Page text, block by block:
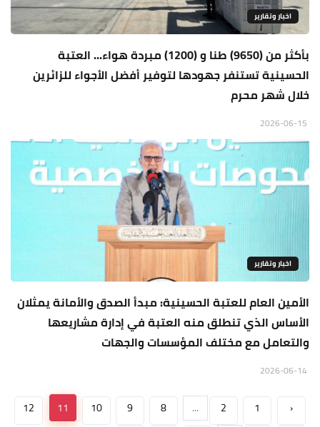
اخبار وتقارير
بأكثر من (9650) طنا و (1200) مبردة هواء... العتبة
الحسينية تستنفر جهودها لتوفير أفضل الأجواء للزائرين
خلال شهر محرم
اخبار وتقارير
الأمين العام للعتبة الحسينية: مبدأ الصدق والأمانة يمثلان
الأساس الذي تنطلق منه العتبة في إدارة مشاريعها
والتعامل مع مختلف المؤسسات والجهات
‹
1
2
...
8
9
10
11
12